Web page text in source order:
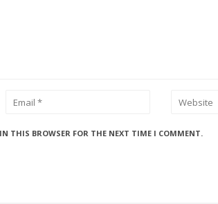
THIS BROWSER FOR THE NEXT TIME I COMMENT.